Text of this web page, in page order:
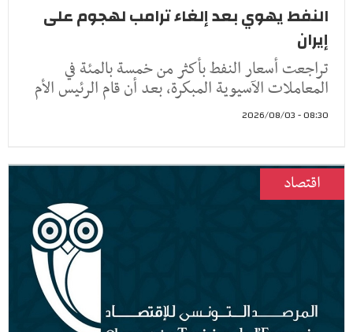
النفط يهوي بعد إلغاء ترامب لهجوم على
إيران
تراجعت أسعار النفط ​بأكثر من خمسة ‌بالمئة في
المعاملات الآسيوية المبكرة، بعد أن ​قام الرئيس ​الأم
08:30 - 2026/08/03
اقتصاد